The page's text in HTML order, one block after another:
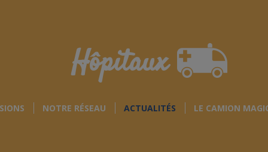
Hôpitaux
NOTRE RÉSEAU ACTUALITÉS LE CAMION